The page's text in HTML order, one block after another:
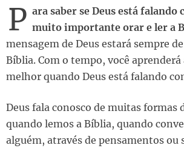
P ara saber se Deus está falando
muito importante orar e ler a
mensagem de Deus estará sempre
Bíblia. Com o tempo, você aprenderá
melhor quando Deus está falando
Deus fala conosco de muitas formas
quando lemos a Bíblia, quando
alguém, através de pensamentos ou